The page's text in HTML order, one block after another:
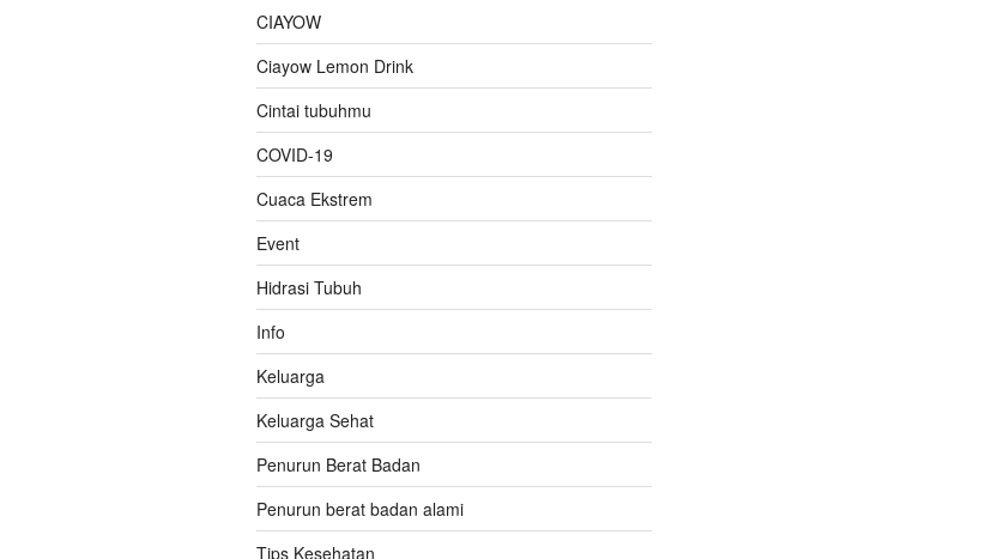
CIAYOW
Ciayow Lemon Drink
Cintai tubuhmu
COVID-19
Cuaca Ekstrem
Event
Hidrasi Tubuh
Info
Keluarga
Keluarga Sehat
Penurun Berat Badan
Penurun berat badan alami
Tips Kesehatan